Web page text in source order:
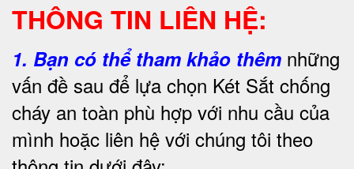
THÔNG TIN LIÊN HỆ:
1. Bạn có thể tham khảo thêm những
vấn đề sau để lựa chọn Két Sắt chống
cháy an toàn phù hợp với nhu cầu của
mình hoặc liên hệ với chúng tôi theo